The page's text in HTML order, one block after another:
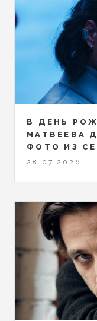
В ДЕНЬ
МАТВЕЕВА
ФОТО ИЗ
28.07.2026